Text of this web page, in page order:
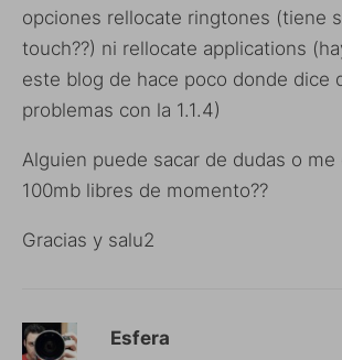
opciones rellocate ringtones (tiene
touch??) ni rellocate applications
este blog de hace poco donde dice
problemas con la 1.1.4)
Alguien puede sacar de dudas o me
100mb libres de momento??
Gracias y salu2
Esfera